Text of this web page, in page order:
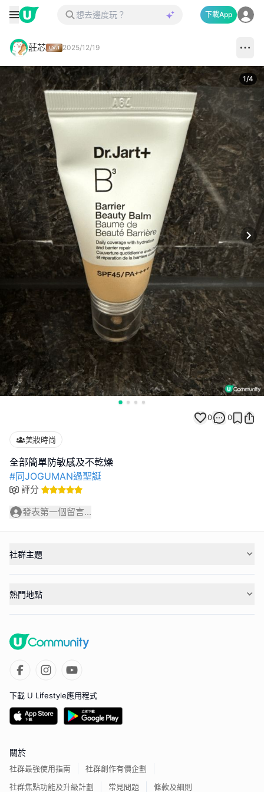
下載App
莊芯 2025/12/19
1/4
0 0
美妝時尚
#同JOGUMAN過聖誕
評分
發表第一個留言...
社群主題
熱門地點
下載 U Lifestyle應用程式
關於
社群最強使用指南
社群創作有價企劃
社群焦點功能及升級計劃
常見問題 條款及細則